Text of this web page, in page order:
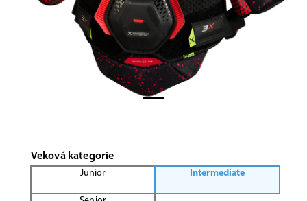
Veková kategorie
Junior Intermediate